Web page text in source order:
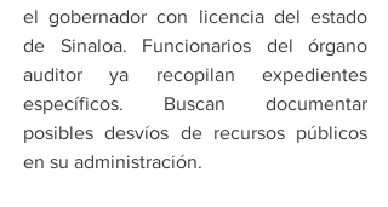
el gobernador con licencia del estado
de Sinaloa. Funcionarios del órgano
auditor ya recopilan expedientes
específicos. Buscan documentar
posibles desvíos de recursos públicos
en su administración.